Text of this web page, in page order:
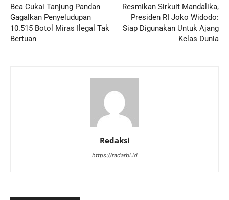
Bea Cukai Tanjung Pandan
Gagalkan Penyeludupan
10.515 Botol Miras Ilegal Tak
Bertuan
Resmikan Sirkuit Mandalika,
Presiden RI Joko Widodo:
Siap Digunakan Untuk Ajang
Kelas Dunia
Redaksi
https://radarbi.id